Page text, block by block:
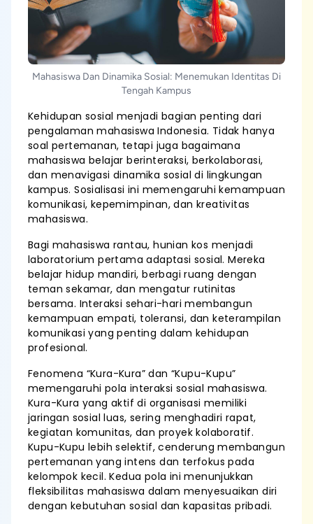
Mahasiswa Dan Dinamika Sosial: Menemukan Identitas Di
Tengah Kampus
Kehidupan sosial menjadi bagian penting dari
pengalaman mahasiswa Indonesia. Tidak hanya
soal pertemanan, tetapi juga bagaimana
mahasiswa belajar berinteraksi, berkolaborasi,
dan menavigasi dinamika sosial di lingkungan
kampus. Sosialisasi ini memengaruhi kemampuan
komunikasi, kepemimpinan, dan kreativitas
mahasiswa.
Bagi mahasiswa rantau, hunian kos menjadi
laboratorium pertama adaptasi sosial. Mereka
belajar hidup mandiri, berbagi ruang dengan
teman sekamar, dan mengatur rutinitas
bersama. Interaksi sehari-hari membangun
kemampuan empati, toleransi, dan keterampilan
komunikasi yang penting dalam kehidupan
profesional.
Fenomena “Kura-Kura” dan “Kupu-Kupu”
memengaruhi pola interaksi sosial mahasiswa.
Kura-Kura yang aktif di organisasi memiliki
jaringan sosial luas, sering menghadiri rapat,
kegiatan komunitas, dan proyek kolaboratif.
Kupu-Kupu lebih selektif, cenderung membangun
pertemanan yang intens dan terfokus pada
kelompok kecil. Kedua pola ini menunjukkan
fleksibilitas mahasiswa dalam menyesuaikan diri
dengan kebutuhan sosial dan kapasitas pribadi.